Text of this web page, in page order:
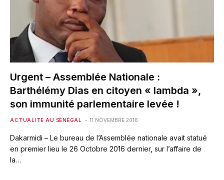
Urgent – Assemblée Nationale :
Barthélémy Dias en citoyen « lambda »,
son immunité parlementaire levée !
ACTUALITÉ AU SÉNÉGAL 11 NOVEMBRE 2016
Dakarmidi – Le bureau de l’Assemblée nationale avait statué
en premier lieu le 26 Octobre 2016 dernier, sur l’affaire de
la…